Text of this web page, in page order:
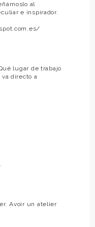
al
e inspirador.
lugar de trabajo
directo a
Avoir un atelier